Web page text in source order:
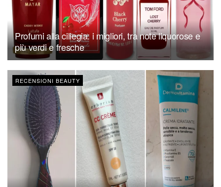
Profumi alla ciliegia: i migliori, tra note liquorose e
più verdi e fresche
RECENSIONI BEAUTY